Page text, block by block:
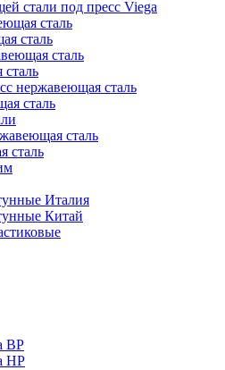
стали под пресс Viega
сталь
сталь
сталь
нержавеющая сталь
сталь
сталь
сталь
Италия
Китай
ВР
НР